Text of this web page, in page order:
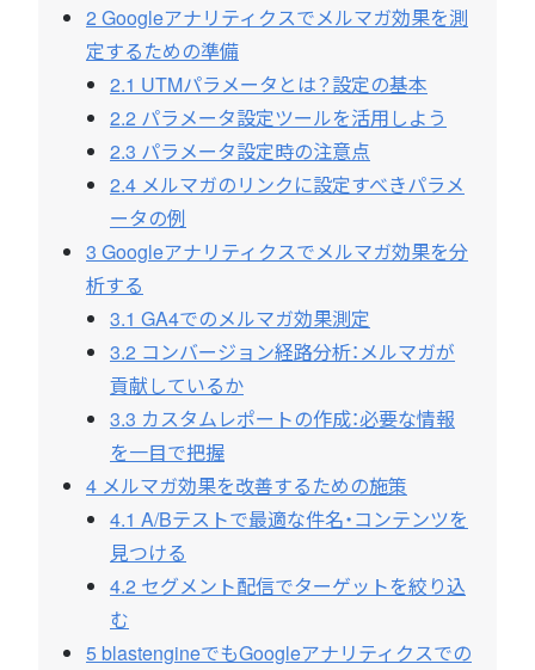
2 Googleアナリティクスでメルマガ効果を測
定するための準備
2.1 UTMパラメータとは？設定の基本
2.2 パラメータ設定ツールを活用しよう
2.3 パラメータ設定時の注意点
2.4 メルマガのリンクに設定すべきパラメ
ータの例
3 Googleアナリティクスでメルマガ効果を分
析する
3.1 GA4でのメルマガ効果測定
3.2 コンバージョン経路分析：メルマガが
貢献しているか
3.3 カスタムレポートの作成：必要な情報
を一目で把握
4 メルマガ効果を改善するための施策
4.1 A/Bテストで最適な件名・コンテンツを
見つける
4.2 セグメント配信でターゲットを絞り込
む
5blastengineでもGoogleアナリティクスでの